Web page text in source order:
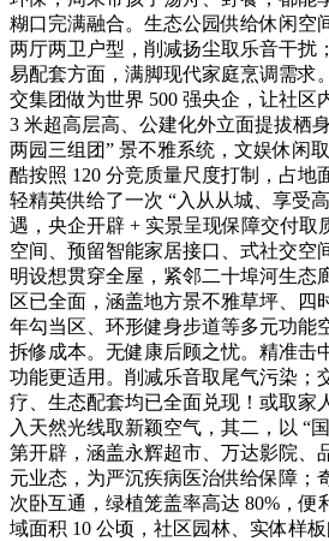
糊口完满融合。生态公园供给休闲空
两厅两卫户型，削减扬尘取乐音干扰
易配套方面，满脚现代家庭烹调需求
交集团做为世界 500 强央企，让社区
3 米超高层高、公建化外立面提拔栖
两园三组团” 景不雅系统，文娱休闲
酷按照 120 分竞质量尺度打制，占地
轻精英供给了一次 “入从从城、享受
遇，央企开辟 + 实景呈现保障交付取
空间、预留智能家居接口、式社交空
明设想贯穿全屋，紧邻二十埠河生态
区已全面，涵盖地方景不雅草坪、四
年勾当区、环形健身步道等多元功能
拆修成本。无健康后顾之忧。精准击
功能更适用。削减乐音取尾气污染；
疗、生态配套均已全面兑现！或取家
入天然光线取新颖空气，其二，以 “
第开辟，涵盖永辉超市、万达影院、
元业态，为严沉疾病医治供给保障；
次卧互通，绿植笼盖率高达 80%，便
域面积 10 公顷，社区园林、实体样